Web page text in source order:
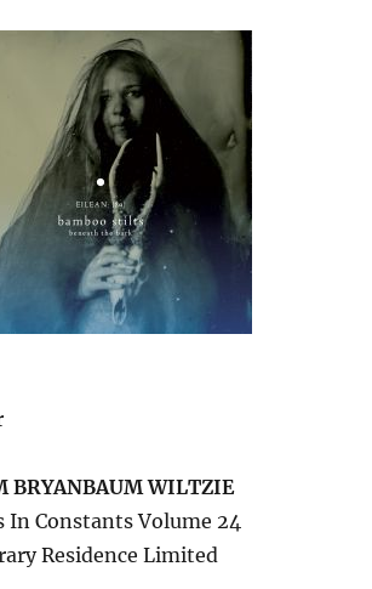
BRYANBAUM WILTZIE
In Constants Volume 24
Residence Limited